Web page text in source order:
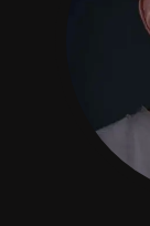
14900
С